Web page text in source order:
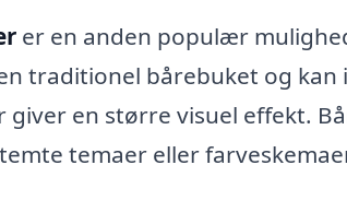
er en anden populær
traditionel bårebuket og
giver en større visuel effekt.
temaer eller